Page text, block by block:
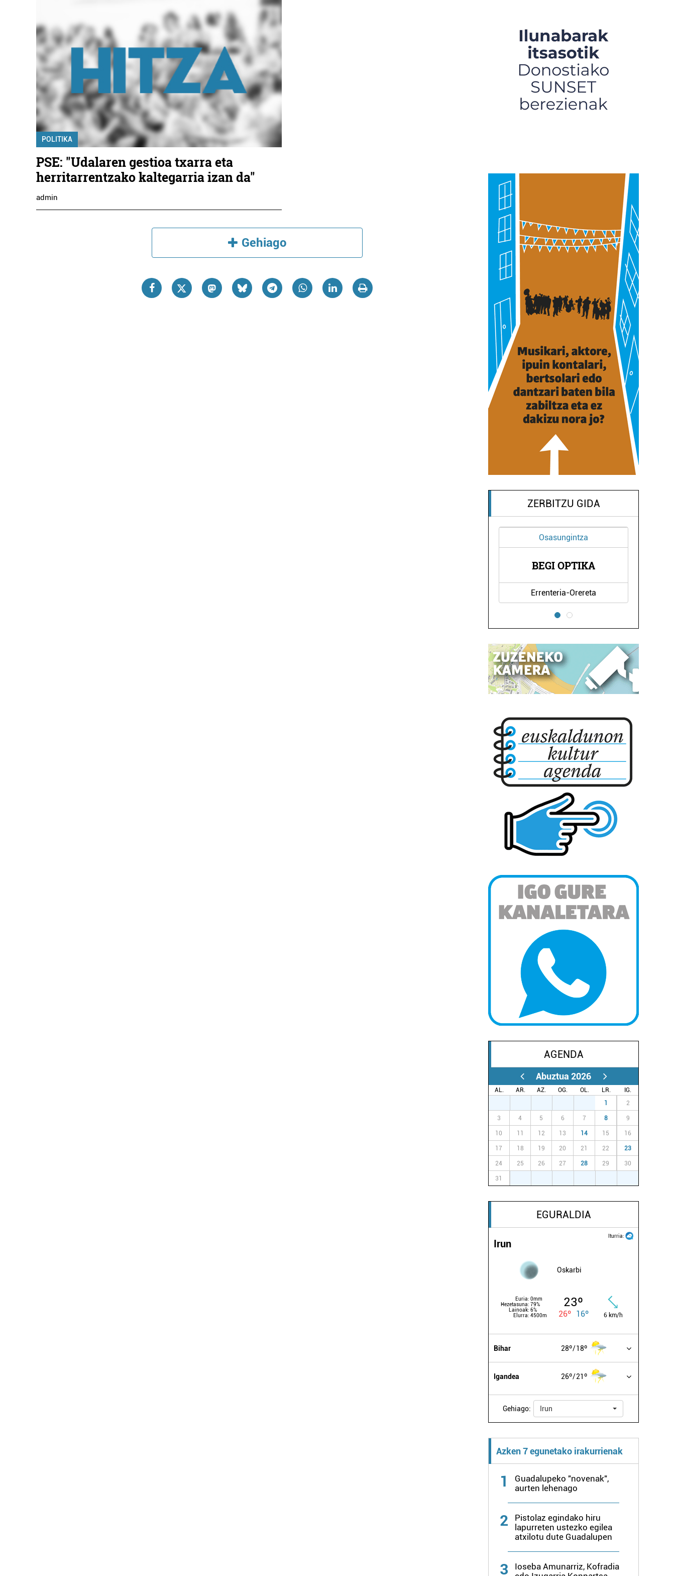
POLITIKA
PSE: "Udalaren gestioa txarra eta
herritarrentzako kaltegarria izan da"
admin
Gehiago
ZERBITZU GIDA
Osasungintza
BEGI OPTIKA
Errenteria-Orereta
AGENDA
Abuztua 2026
AL. AR. AZ. OG. OL. LR.
IG.
1 2
3 4 5 6 7 8 9
10 11 12 13 14 15 16
17 18 19 20 21 22 23
24 25 26 27 28 29 30
31
EGURALDIA
Iturria:
Irun
Oskarbi
Euria: 0mm
Hezetasuna: 79%
Lainoak: 6%
Elurra: 4500m
23º
26º 16º 6 km/h
Bihar 28º 18º
Igandea 26º 21º
Gehiago: Irun
Azken 7 egunetako irakurrienak
1
Guadalupeko "novenak",
aurten lehenago
2
Pistolaz egindako hiru
lapurreten ustezko egilea
atxilotu dute Guadalupen
3
Ioseba Amunarriz, Kofradia